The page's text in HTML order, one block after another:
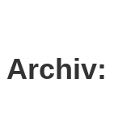
Archiv: